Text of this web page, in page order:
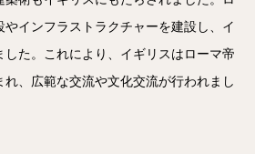
やインフラストラクチャーを建設し、イ
した。これにより、イギリスはローマ帝
れ、広範な交流や文化交流が行われまし